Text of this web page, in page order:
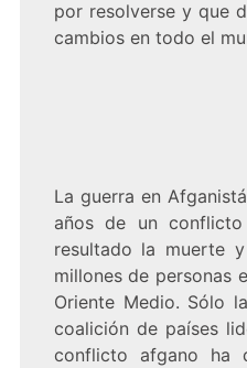
por resolverse y que
cambios en todo el
La guerra en
años de un
resultado la muerte
millones de personas
Oriente Medio. Sólo
coalición de países
conflicto afgano ha